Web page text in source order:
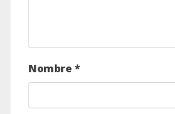
Nombre *